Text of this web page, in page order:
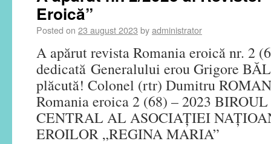
Eroică”
Posted on 23 august 2023 byadministrator
A apărut revista Romania eroică nr. 2
dedicată Generalului erou Grigore
plăcută! Colonel (rtr) Dumitru
Romania eroica 2 (68) – 2023
CENTRAL AL ASOCIAȚIEI
EROILOR „REGINA MARIA”